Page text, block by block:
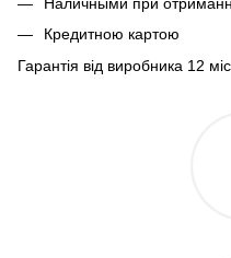
Кредитною картою
Гарантія від виробника 12